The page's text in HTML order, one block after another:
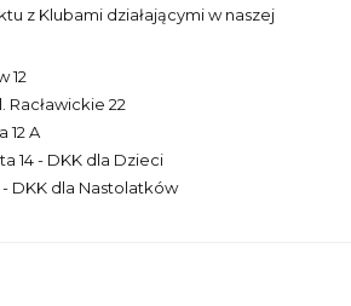
z Klubami działającymi w naszej
12
Racławickie 22
12 A
14 - DKK dla Dzieci
- DKK dla Nastolatków